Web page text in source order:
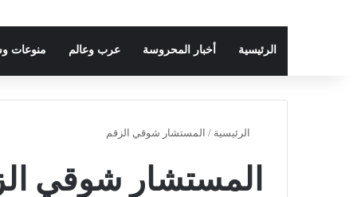
الرئيسية أخبار المحروسة عرب وعالم منوعات
الرئيسية / المستشار شوقي الزقم
المستشار شوقي